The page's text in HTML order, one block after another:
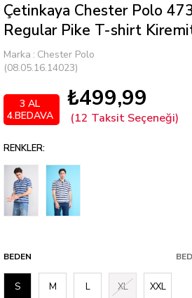
Çetinkaya Chester Polo
Regular Pike T-shirt
Marka : Chester Polo
(08.05.16.14023)
₺499,99
3 AL
4.BEDAVA
RENKLER:
BEDEN
S M L XL XXL